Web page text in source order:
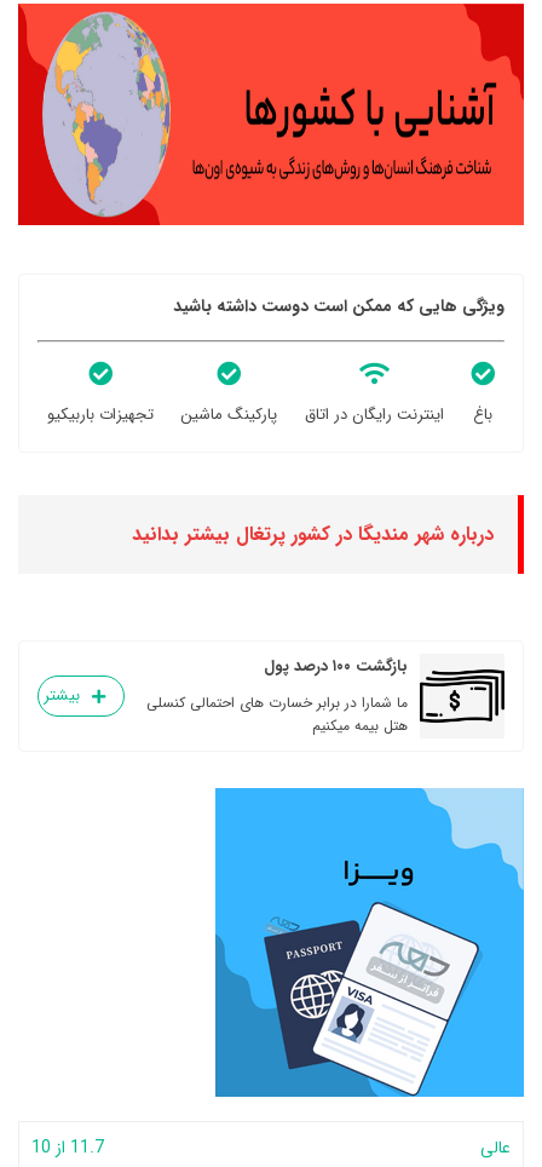
ویژگی هایی که ممکن است دوست داشته باشید
باغ اینترنت رایگان در اتاق پارکینگ ماشین تجهیزات باربیکیو
درباره شهر مندیگا در کشور پرتغال بیشتر بدانید
بازگشت ۱۰۰ درصد پول
ما شمارا در برابر خسارت های احتمالی کنسلی
هتل بیمه میکنیم
بیشتر
عالی 11.7 از 10